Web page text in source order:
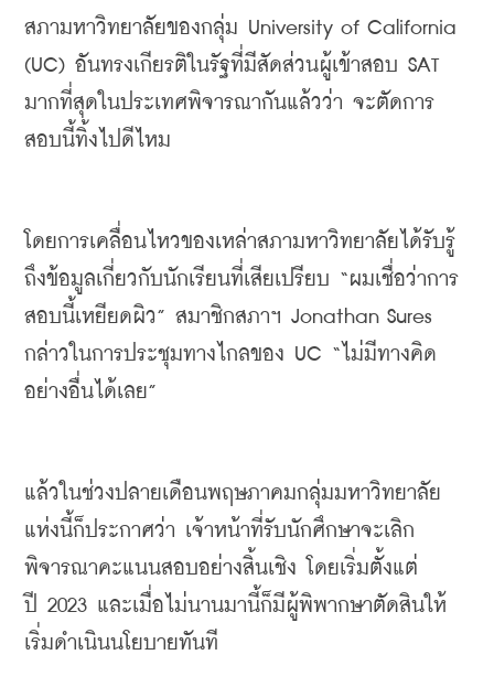
สภามหาวิทยาลัยของกลุ่ม University of California
(UC) อันทรงเกียรติในรัฐที่มีสัดส่วนผู้เข้าสอบ
SAT
มากที่สุดในประเทศพิจารณากันแล้วว่า จะตัดการ
สอบนี้ทิ้งไปดีไหม
โดยการเคลื่อนไหวของเหล่าสภามหาวิทยาลัยได้รับรู้
ถึงข้อมูลเกี่ยวกับนักเรียนที่เสียเปรียบ “ผมเชื่อว่าการ
สอบนี้เหยียดผิว” สมาชิกสภาฯ
กล่าวในการประชุมทางไกลของ UC “ ไม่มีทางคิด
อย่างอื่นได้เลย”
แล้วในช่วงปลายเดือนพฤษภาคมกลุ่มมหาวิทยาลัย
แห่งนี้ก็ประกาศว่า เจ้าหน้าที่รับนักศึกษาจะเลิก
พิจารณาคะแนนสอบอย่างสิ้นเชิง
โดยเริ่มตั้งแต่
ปี 2023 และเมื่อไม่นานมานี้ก็มีผู้พิพากษาตัดสินให้
เริ่มดำเนินนโยบายทันที